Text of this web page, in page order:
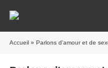
Accueil » Parlons d'amour et de